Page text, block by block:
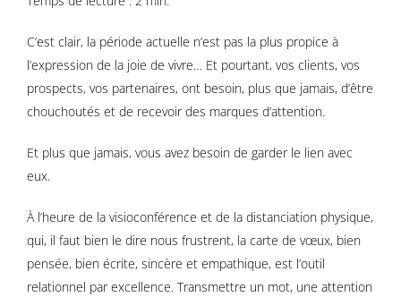
C’est clair, la période actuelle n’est pas la plus propice à
l’expression de la joie de vivre… Et pourtant, vos clients, vos
prospects, vos partenaires, ont besoin, plus que jamais, d’être
chouchoutés et de recevoir des marques d’attention.
Et plus que jamais, vous avez besoin de garder le lien avec
eux.
À l’heure de la visioconférence et de la distanciation physique,
qui, il faut bien le dire nous frustrent, la carte de vœux, bien
pensée, bien écrite, sincère et empathique, est l’outil
relationnel par excellence. Transmettre un mot, une attention